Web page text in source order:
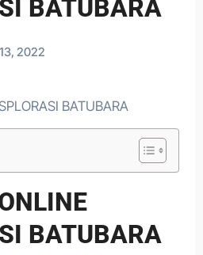
BATUBARA
2022
BATUBARA
BATUBARA